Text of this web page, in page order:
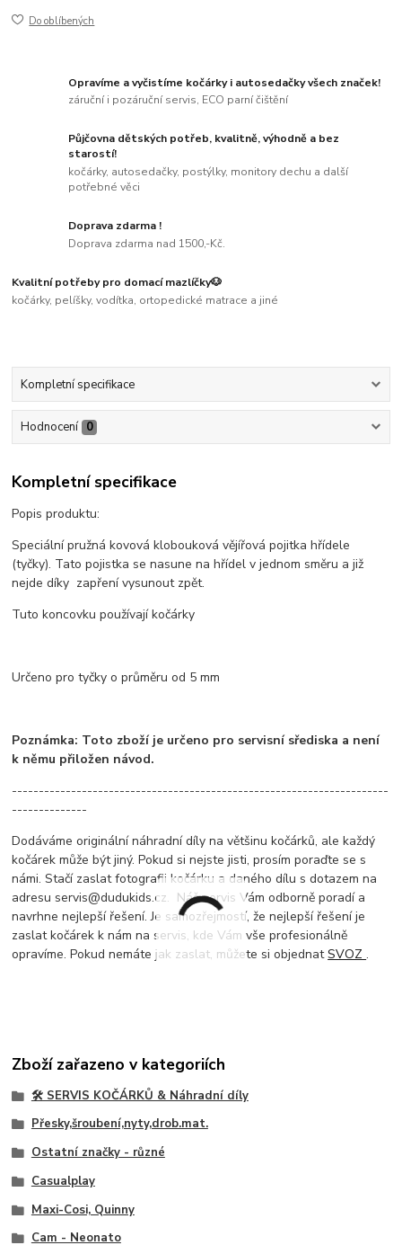
Do oblíbených
Opravíme a vyčistíme kočárky i autosedačky všech značek!
záruční i pozáruční servis, ECO parní čištění
Půjčovna dětských potřeb, kvalitně, výhodně a bez
starostí!
kočárky, autosedačky, postýlky, monitory dechu a další
potřebné věci
Doprava zdarma !
Doprava zdarma nad 1500,-Kč.
Kvalitní potřeby pro domací mazlíčky🐶
kočárky, pelíšky, vodítka, ortopedické matrace a jiné
Kompletní specifikace
Hodnocení 0
Kompletní specifikace
Popis produktu:
Speciální pružná kovová klobouková vějířová pojitka hřídele
(tyčky). Tato pojistka se nasune na hřídel v jednom směru a již
nejde díky zapření vysunout zpět.
Tuto koncovku používají kočárky
Určeno pro tyčky o průměru od 5 mm
Poznámka: Toto zboží je určeno pro servisní sřediska a není
k němu přiložen návod.
----------------------------------------------------------------------
--------------
Dodáváme originální náhradní díly na většinu kočárků, ale každý
kočárek může být jiný. Pokud si nejste jisti, prosím poraďte se s
námi. Stačí zaslat fotografii kočárku a daného dílu s dotazem na
adresu servis@dudukids.cz. Náš servis Vám odborně poradí a
navrhne nejlepší řešení. Je samozřejmostí, že nejlepší řešení je
zaslat kočárek k nám na servis, kde Vám vše profesionálně
opravíme. Pokud nemáte jak zaslat, můžete si objednatSVOZ.
Zboží zařazeno v kategoriích
🛠️ SERVIS KOČÁRKŮ & Náhradní díly
Přesky,šroubení,nyty,drob.mat.
Ostatní značky - různé
Casualplay
Maxi-Cosi, Quinny
Cam - Neonato